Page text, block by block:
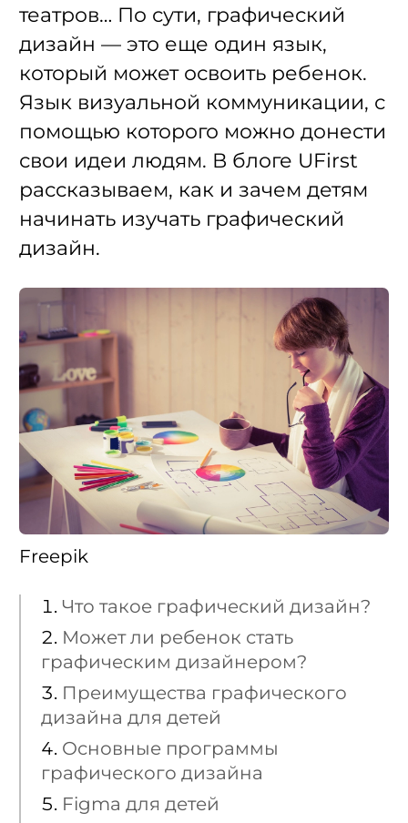
театров… По сути, графический
дизайн — это еще один язык,
который может освоить ребенок.
Язык визуальной коммуникации, с
помощью которого можно донести
свои идеи людям. В блоге UFirst
рассказываем, как и зачем детям
начинать изучать графический
дизайн.
Freepik
Что такое графический дизайн?
Может ли ребенок стать
графическим дизайнером?
Преимущества графического
дизайна для детей
Основные программы
графического дизайна
Figma для детей